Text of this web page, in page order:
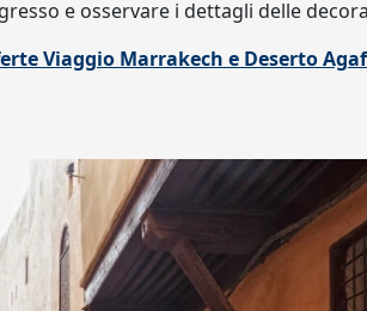
e osservare i dettagli delle
Viaggio Marrakech e Deserto